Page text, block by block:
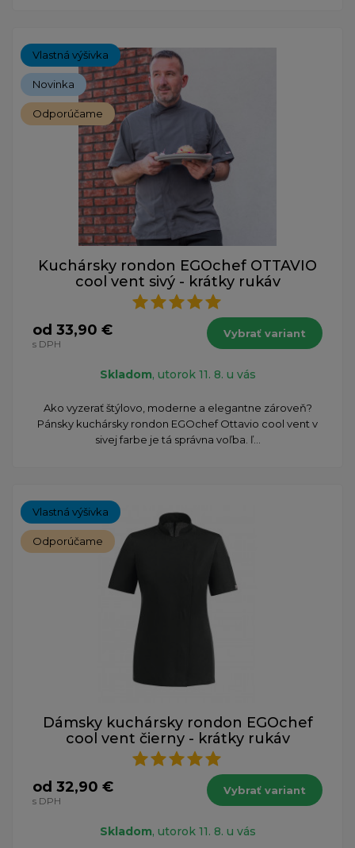
Vlastná výšivka
Novinka
Odporúčame
Kuchársky rondon EGOchef OTTAVIO
cool vent sivý - krátky rukáv
od 33,90 €
s DPH
Vybrať variant
Skladom, utorok 11. 8. u vás
Ako vyzerať štýlovo, moderne a elegantne zároveň?
Pánsky kuchársky rondon EGOchef Ottavio cool vent v
sivej farbe je tá správna voľba. ľ...
Vlastná výšivka
Odporúčame
Dámsky kuchársky rondon EGOchef
cool vent čierny - krátky rukáv
od 32,90 €
s DPH
Vybrať variant
Skladom, utorok 11. 8. u vás